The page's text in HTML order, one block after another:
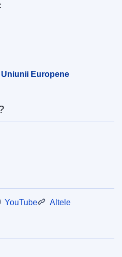
Uniunii Europene
Europene
YouTube Altele